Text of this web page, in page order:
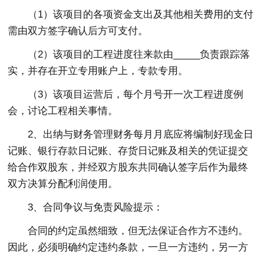
（1）该项目的各项资金支出及其他相关费用的支付
需由双方签字确认后方可支付。
（2）该项目的工程进度往来款由_____负责跟踪落
实，并存在开立专用账户上，专款专用。
（3）该项目运营后，每个月号开一次工程进度例
会，讨论工程相关事情。
2、出纳与财务管理财务每月月底应将编制好现金日
记账、银行存款日记账、存货日记账及相关的凭证提交
给合作双股东，并经双方股东共同确认签字后作为最终
双方决算分配利润使用。
3、合同争议与免责风险提示：
合同的约定虽然细致，但无法保证合作方不违约。
因此，必须明确约定违约条款，一旦一方违约，另一方